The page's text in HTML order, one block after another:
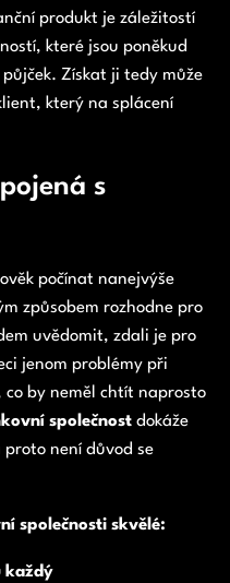
produkt je záležitostí
které jsou poněkud
Získat ji tedy může
který na splácení
s
počínat nanejvýše
způsobem rozhodne pro
uvědomit, zdali je pro
jenom problémy při
co by neměl chtít naprosto
společnost dokáže
není důvod se
společnosti skvělé:
každý